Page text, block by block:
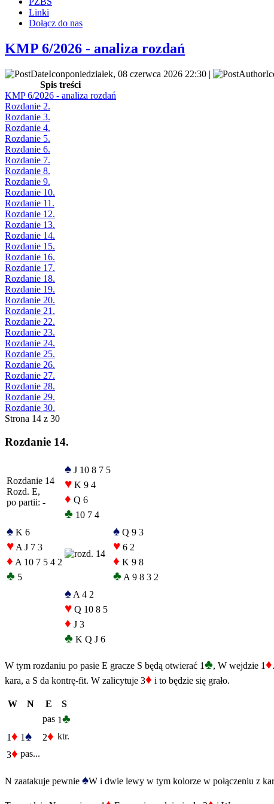
Linki
Dołącz do nas
KMP 6/2026 - analiza rozdań
poniedziałek, 08 czerwca 2026 22:30 |
Spis treści
KMP 6/2026 - analiza rozdań
Rozdanie 2.
Rozdanie 3.
Rozdanie 4.
Rozdanie 5.
Rozdanie 6.
Rozdanie 7.
Rozdanie 8.
Rozdanie 9.
Rozdanie 10.
Rozdanie 11.
Rozdanie 12.
Rozdanie 13.
Rozdanie 14.
Rozdanie 15.
Rozdanie 16.
Rozdanie 17.
Rozdanie 18.
Rozdanie 19.
Rozdanie 20.
Rozdanie 21.
Rozdanie 22.
Rozdanie 23.
Rozdanie 24.
Rozdanie 25.
Rozdanie 26.
Rozdanie 27.
Rozdanie 28.
Rozdanie 29.
Rozdanie 30.
Strona 14 z 30
Rozdanie 14.
Rozdanie 14
Rozd. E,
po partii: -
♠ J 10 8 7 5
♥ K 9 4
♦ Q 6
♣ 10 7 4
♠ K 6
♥ A J 7 3
♦ A 10 7 5 4 2
♣ 5
♠ Q 9 3
♥ 6 2
♦ K 9 8
♣ A 9 8 3 2
♠ A 4 2
♥ Q 10 8 5
♦ J 3
♣ K Q J 6
W tym rozdaniu po pasie E gracze S będą otwierać 1♣, W wejdzie 1♦
kara, a S da kontrę-fit. W zalicytuje 3♦ i to będzie się grało.
W N E
S
pas 1♣
1♦ 1♠ 2♦ ktr.
3♦ pas...
N zaatakuje pewnie ♠W i dwie lewy w tym kolorze w połączeniu z